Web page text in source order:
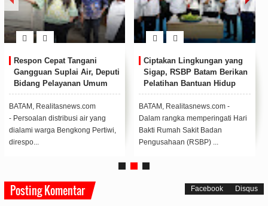
Respon Cepat Tangani
Gangguan Suplai Air, Deputi
Bidang Pelayanan Umum
Kirim Tim Teknis dan Mobil
Tangki
BATAM, Realitasnews.com
- Persoalan distribusi air yang
dialami warga Bengkong Pertiwi,
direspo...
Ciptakan Lingkungan yang
Sigap, RSBP Batam Berikan
Pelatihan Bantuan Hidup
Dasar
BATAM, Realitasnews.com -
Dalam rangka memperingati Hari
Bakti Rumah Sakit Badan
Pengusahaan (RSBP) ...
Posting Komentar Facebook Disqus